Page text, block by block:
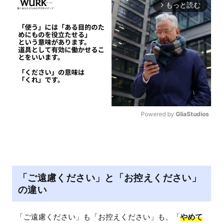
arrow_forward_ios もっと読む
Powered by GliaStudios
「ご遠慮ください」と「お控えください」
の違い
「ご遠慮ください」も「お控えください」も、「やめて